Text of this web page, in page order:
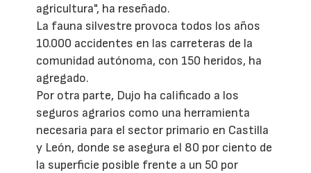
agricultura", ha reseñado.
La fauna silvestre provoca todos los años
10.000 accidentes en las carreteras de la
comunidad autónoma, con 150 heridos, ha
agregado.
Por otra parte, Dujo ha calificado a los
seguros agrarios como una herramienta
necesaria para el sector primario en Castilla
y León, donde se asegura el 80 por ciento de
la superficie posible frente a un 50 por